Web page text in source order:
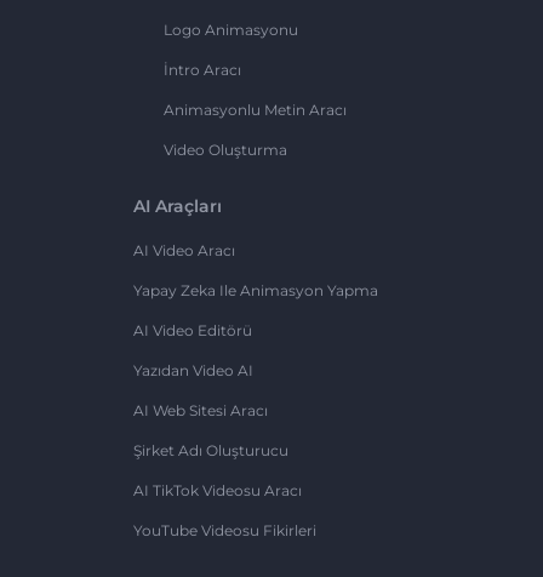
Logo Animasyonu
İntro Aracı
Animasyonlu Metin Aracı
Video Oluşturma
AI Araçları
AI Video Aracı
Yapay Zeka Ile Animasyon Yapma
AI Video Editörü
Yazıdan Video AI
AI Web Sitesi Aracı
Şirket Adı Oluşturucu
AI TikTok Videosu Aracı
YouTube Videosu Fikirleri